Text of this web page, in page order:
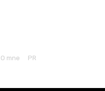
O mne PR